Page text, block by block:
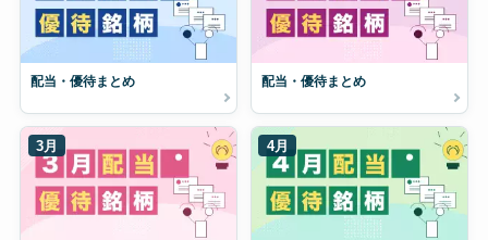
配当・優待まとめ 配当・優待まとめ
3月 4月